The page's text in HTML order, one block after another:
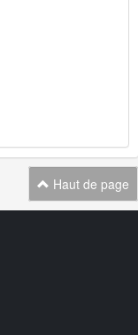
Haut de page